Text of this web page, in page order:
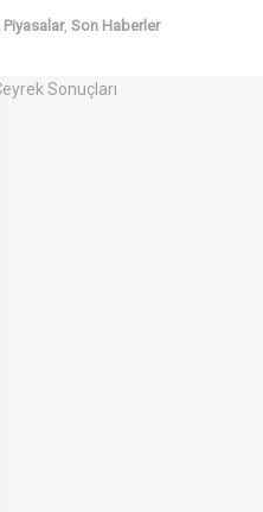
, Son Haberler